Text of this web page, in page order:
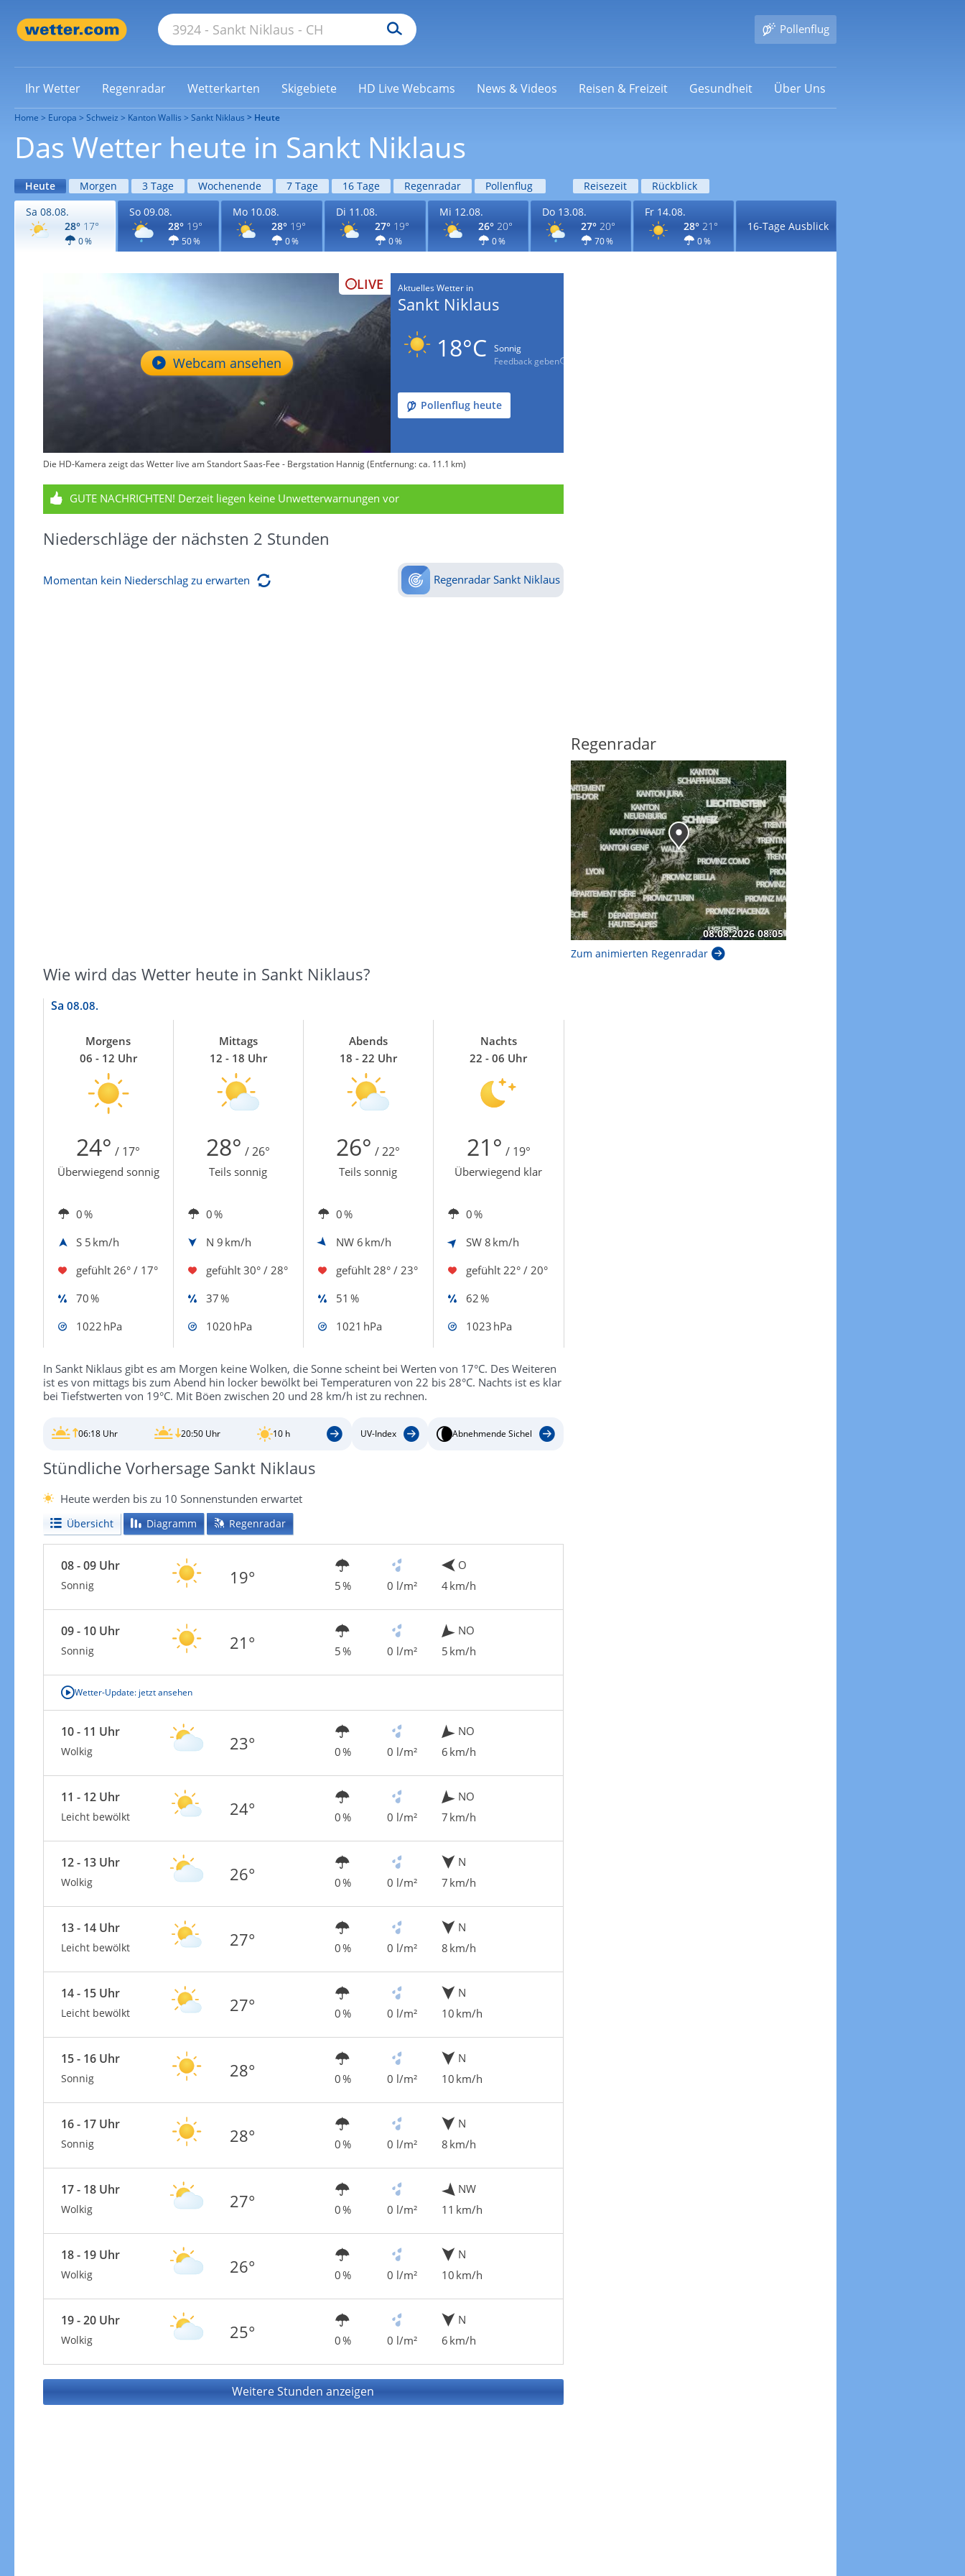
Pollenflug
Ihr Wetter Regenradar Wetterkarten Skigebiete HD Live Webcams News & Videos Reisen & Freizeit Gesundheit Über Uns
Home Europa Schweiz Kanton Wallis Sankt Niklaus Heute
Das Wetter heute in Sankt Niklaus
Heute Morgen 3 Tage Wochenende 7 Tage 16 Tage Regenradar Pollenflug Reisezeit
Rückblick
Sa 08.08.
28° 17°
0 %
So 09.08.
28° 19°
50 %
Mo 10.08.
28° 19°
0 %
Di 11.08.
27° 19°
0 %
Mi 12.08.
26° 20°
0 %
Do 13.08.
27° 20°
70 %
Fr 14.08.
28° 21°
0 %
16-Tage Ausblick
LIVE
Webcam ansehen
Aktuelles Wetter in
Sankt Niklaus
18°C
Sonnig
Feedback geben
Pollenflug heute
Die HD-Kamera zeigt das Wetter live am Standort Saas-Fee - Bergstation Hannig (Entfernung: ca. 11.1 km)
GUTE NACHRICHTEN! Derzeit liegen keine Unwetterwarnungen vor
Niederschläge der nächsten 2 Stunden
Momentan kein Niederschlag zu erwarten Regenradar Sankt Niklaus
Wie wird das Wetter heute in Sankt Niklaus?
Sa 08.08.
Morgens
06 - 12 Uhr
Mittags
12 - 18 Uhr
Abends
18 - 22 Uhr
Nachts
22 - 06 Uhr
24° / 17° 28° / 26° 26° / 22° 21° / 19°
Überwiegend sonnig Teils sonnig Teils sonnig Überwiegend klar
0 % 0 % 0 %
0 %
S 5 km/h N 9 km/h NW 6 km/h SW 8 km/h
gefühlt 26° / 17° gefühlt 30° / 28° gefühlt 28° / 23° gefühlt 22° / 20°
70 %
37 % 51 %
62 %
1022 hPa
1020 hPa 1021 hPa 1023 hPa
In Sankt Niklaus gibt es am Morgen keine Wolken, die Sonne scheint bei Werten von 17°C. Des Weiteren
ist es von mittags bis zum Abend hin locker bewölkt bei Temperaturen von 22 bis 28°C. Nachts ist es klar
bei Tiefstwerten von 19°C. Mit Böen zwischen 20 und 28 km/h ist zu rechnen.
06:18 Uhr 20:50 Uhr 10 h UV-Index Abnehmende Sichel
Stündliche Vorhersage Sankt Niklaus
Heute werden bis zu 10 Sonnenstunden erwartet
Übersicht Diagramm Regenradar
08 - 09 Uhr
Sonnig 19° 5 % 0 l/m²
O
4 km/h
09 - 10 Uhr
Sonnig 21° 5 % 0 l/m²
NO
5 km/h
Wetter-Update: jetzt ansehen
10 - 11 Uhr
Wolkig 23° 0 % 0 l/m²
NO
6 km/h
11 - 12 Uhr
Leicht bewölkt 24° 0 % 0 l/m²
NO
7 km/h
12 - 13 Uhr
Wolkig 26° 0 % 0 l/m²
N
7 km/h
13 - 14 Uhr
Leicht bewölkt 27° 0 % 0 l/m²
N
8 km/h
14 - 15 Uhr
Leicht bewölkt 27° 0 % 0 l/m²
N
10 km/h
15 - 16 Uhr
Sonnig 28° 0 % 0 l/m²
N
10 km/h
16 - 17 Uhr
Sonnig 28° 0 % 0 l/m²
N
8 km/h
17 - 18 Uhr
Wolkig 27° 0 % 0 l/m²
NW
11 km/h
18 - 19 Uhr
Wolkig 26° 0 % 0 l/m²
N
10 km/h
19 - 20 Uhr
Wolkig 25° 0 % 0 l/m²
N
6 km/h
Weitere Stunden anzeigen
Regenradar
Zum animierten Regenradar